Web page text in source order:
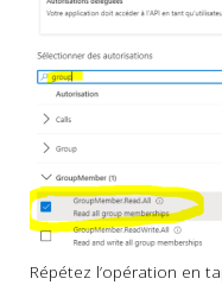
Répétez l’opération en